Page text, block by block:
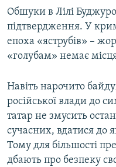
Обшуки в Лілі
підтвердження. У
епоха «яструбів» –
«голубам» немає
Навіть нарочито
російської влади до
татар не змусить
сучасних, вдатися до
Тому для більшості
дбають про безпеку